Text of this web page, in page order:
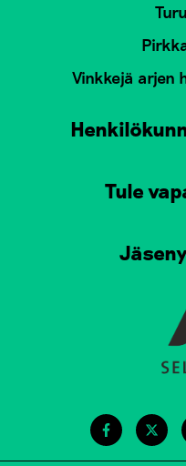
Vinkkejä arjen
Tule